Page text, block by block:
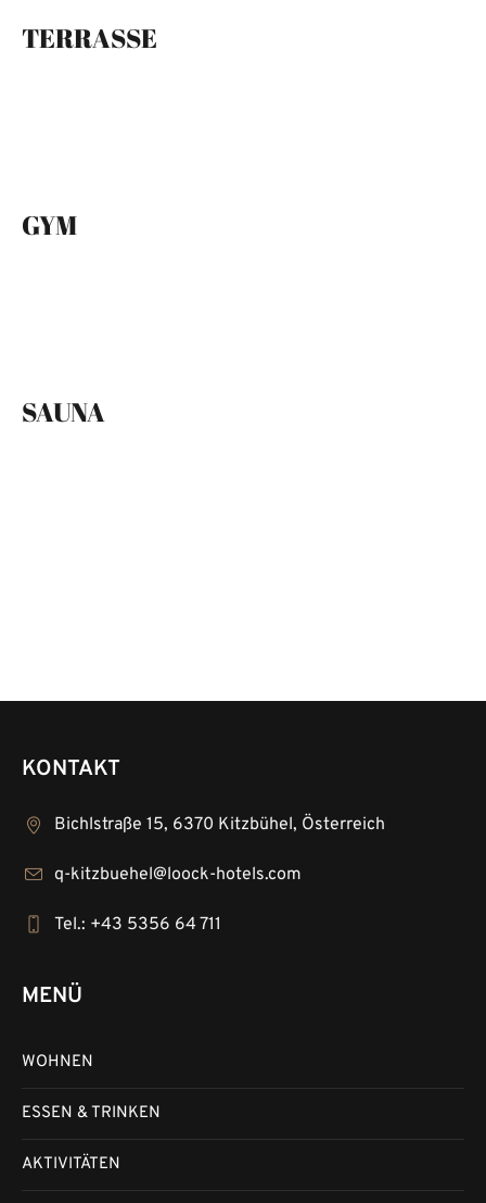
TERRASSE
GYM
SAUNA
KONTAKT
Bichlstraße 15, 6370 Kitzbühel, Österreich
q-kitzbuehel@loock-hotels.com
Tel.: +43 5356 64 711
MENÜ
WOHNEN
ESSEN & TRINKEN
AKTIVITÄTEN